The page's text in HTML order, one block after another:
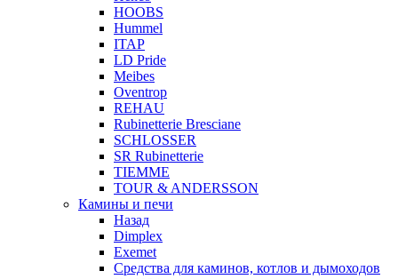
HOOBS
Hummel
ITAP
LD Pride
Meibes
Oventrop
REHAU
Rubinetterie Bresciane
SCHLOSSER
SR Rubinetterie
TIEMME
TOUR & ANDERSSON
Камины и печи
Назад
Dimplex
Exemet
Средства для каминов, котлов и дымоходов